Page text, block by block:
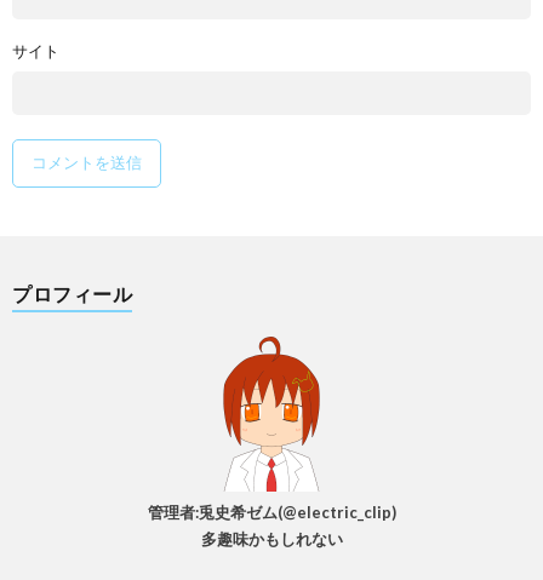
サイト
プロフィール
管理者:兎史希ゼム(@electric_clip)
多趣味かもしれない